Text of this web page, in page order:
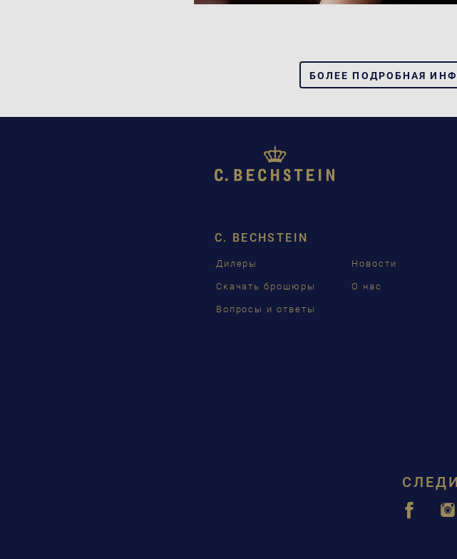
БОЛЕЕ ПОДРОБНАЯ
C. BECHSTEIN
Дилеры
Скачать брошюры
Вопросы и ответы
Новости
О нас